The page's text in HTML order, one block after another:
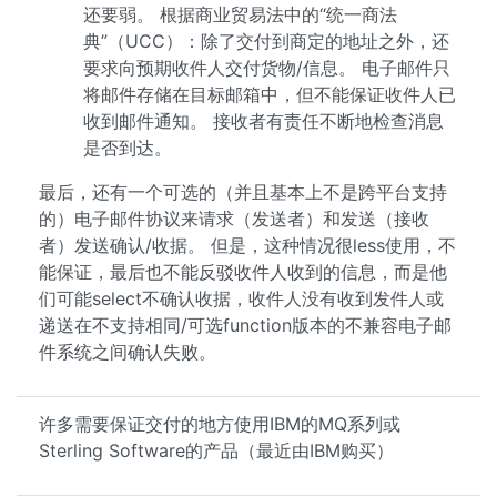
还要弱。 根据商业贸易法中的“统一商法
典”（UCC）：除了交付到商定的地址之外，还
要求向预期收件人交付货物/信息。 电子邮件只
将邮件存储在目标邮箱中，但不能保证收件人已
收到邮件通知。 接收者有责任不断地检查消息
是否到达。
最后，还有一个可选的（并且基本上不是跨平台支持
的）电子邮件协议来请求（发送者）和发送（接收
者）发送确认/收据。 但是，这种情况很less使用，不
能保证，最后也不能反驳收件人收到的信息，而是他
们可能select不确认收据，收件人没有收到发件人或
递送在不支持相同/可选function版本的不兼容电子邮
件系统之间确认失败。
许多需要保证交付的地方使用IBM的MQ系列或
Sterling Software的产品（最近由IBM购买）